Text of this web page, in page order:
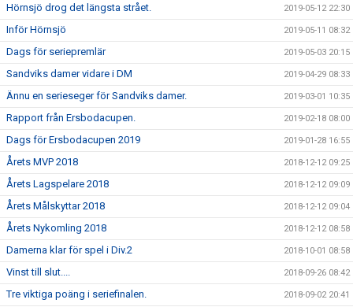
Hörnsjö drog det längsta strået. 2019-05-12 22:30
Inför Hörnsjö 2019-05-11 08:32
Dags för seriepremlär 2019-05-03 20:15
Sandviks damer vidare i DM 2019-04-29 08:33
Ännu en serieseger för Sandviks damer. 2019-03-01 10:35
Rapport från Ersbodacupen. 2019-02-18 08:00
Dags för Ersbodacupen 2019 2019-01-28 16:55
Årets MVP 2018 2018-12-12 09:25
Årets Lagspelare 2018 2018-12-12 09:09
Årets Målskyttar 2018 2018-12-12 09:04
Årets Nykomling 2018 2018-12-12 08:58
Damerna klar för spel i Div.2 2018-10-01 08:58
Vinst till slut.... 2018-09-26 08:42
Tre viktiga poäng i seriefinalen. 2018-09-02 20:41